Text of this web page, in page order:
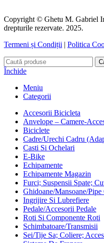
Copyright © Ghetu M. Gabriel
drepturile rezervate. 2025.
Termeni și Condiții | Politica
Închide
Meniu
Categorii
Accesorii Bicicleta
Anvelope – Camere-
Biciclete
Cadre/Urechi Cadru
Casti Si Ochelari
E-Bike
Echipamente
Echipamente Magazin
Furci; Suspensii Spate;
Ghidoane/Mansoane/
Ingrijire Si Lubrefiere
Pedale/Accesorii Pedale
Roti Si Componente Roti
Schimbatoare/Transmisii
Sei/Tije Sa; Coliere;